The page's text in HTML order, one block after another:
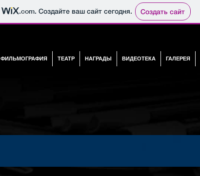
.com. Создайте ваш сайт сегодня. Создать сайт
ФИЛЬМОГРАФИЯ ТЕАТР НАГРАДЫ ВИДЕОТЕКА ГАЛЕРЕЯ